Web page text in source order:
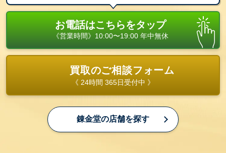
員がご自宅までお伺いし、一点一点丁寧に査定いた
他社で断られたお品物でも、当店なら思わぬ価格が
つくことも！
せていただきます。
お電話はこちらをタップ
《営業時間》10:00〜19:00 年中無休
買取のご相談フォーム
《 24時間 365日受付中 》
錬金堂の店舗を探す